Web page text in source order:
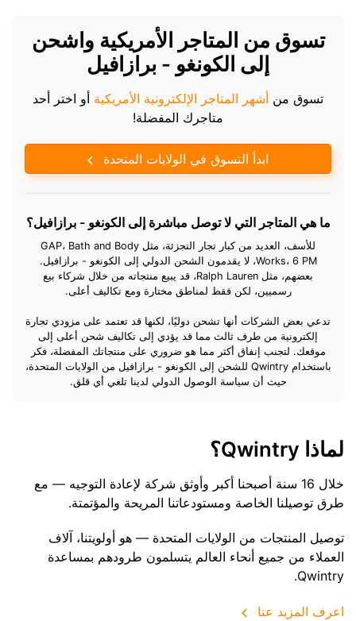
تسوق من المتاجر الأمريكية واشحن
إلى الكونغو - برازافيل
تسوق من أشهر المتاجر الإلكترونية الأمريكية أو اختر أحد
متاجرك المفضلة!
ابدأ التسوق في الولايات المتحدة
ما هي المتاجر التي لا توصل مباشرة إلى الكونغو - برازافيل؟
للأسف، العديد من كبار تجار التجزئة، مثل GAP، Bath and Body
Works، 6 PM، لا يقدمون الشحن الدولي إلى الكونغو - برازافيل.
بعضهم، مثل Ralph Lauren، قد يبيع منتجاته من خلال شركاء بيع
رسميين، لكن فقط لمناطق مختارة ومع تكاليف أعلى.
تدعي بعض الشركات أنها تشحن دوليًا، لكنها قد تعتمد على مزودي تجارة
إلكترونية من طرف ثالث مما قد يؤدي إلى تكاليف شحن أعلى إلى
موقعك. لتجنب إنفاق أكثر مما هو ضروري على منتجاتك المفضلة، فكر
باستخدام Qwintry للشحن إلى الكونغو - برازافيل من الولايات المتحدة،
حيث أن سياسة الوصول الدولي لدينا تلغي أي قلق.
لماذا Qwintry؟
خلال 16 سنة أصبحنا أكبر وأوثق شركة لإعادة التوجيه — مع
طرق توصيلنا الخاصة ومستودعاتنا المريحة والمؤتمتة.
توصيل المنتجات من الولايات المتحدة — هو أولويتنا، آلاف
العملاء من جميع أنحاء العالم يتسلمون طرودهم بمساعدة
Qwintry.
اعرف المزيد عنا